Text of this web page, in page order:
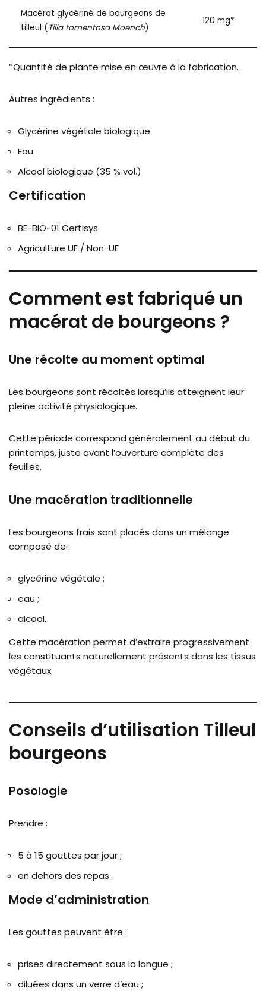
Macérat glycériné de bourgeons de
tilleul ( Tilia tomentosa Moench)
120 mg*
*Quantité de plante mise en œuvre à la fabrication.
Autres ingrédients :
Glycérine végétale biologique
Eau
Alcool biologique (35 % vol.)
Certification
BE-BIO-01 Certisys
Agriculture UE / Non-UE
Comment est fabriqué un
macérat de bourgeons ?
Une récolte au moment optimal
Les bourgeons sont récoltés lorsqu’ils atteignent leur
pleine activité physiologique.
Cette période correspond généralement au début du
printemps, juste avant l’ouverture complète des
feuilles.
Une macération traditionnelle
Les bourgeons frais sont placés dans un mélange
composé de :
glycérine végétale ;
eau ;
alcool.
Cette macération permet d’extraire progressivement
les constituants naturellement présents dans les tissus
végétaux.
Conseils d’utilisation Tilleul
bourgeons
Posologie
Prendre :
5 à 15 gouttes par jour ;
en dehors des repas.
Mode d’administration
Les gouttes peuvent être :
prises directement sous la langue ;
diluées dans un verre d’eau ;